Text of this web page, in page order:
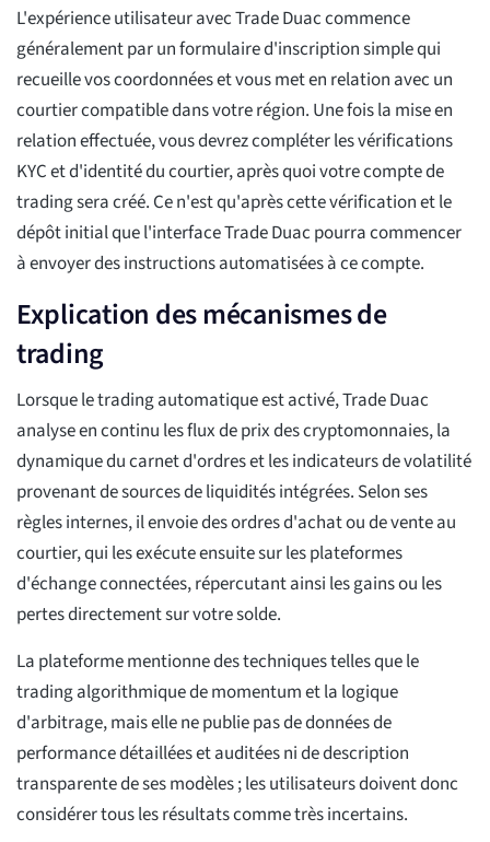
L'expérience utilisateur avec Trade Duac commence
généralement par un formulaire d'inscription simple qui
recueille vos coordonnées et vous met en relation avec un
courtier compatible dans votre région. Une fois la mise en
relation effectuée, vous devrez compléter les vérifications
KYC et d'identité du courtier, après quoi votre compte de
trading sera créé. Ce n'est qu'après cette vérification et le
dépôt initial que l'interface Trade Duac pourra commencer
à envoyer des instructions automatisées à ce compte.
Explication des mécanismes de
trading
Lorsque le trading automatique est activé, Trade Duac
analyse en continu les flux de prix des cryptomonnaies, la
dynamique du carnet d'ordres et les indicateurs de volatilité
provenant de sources de liquidités intégrées. Selon ses
règles internes, il envoie des ordres d'achat ou de vente au
courtier, qui les exécute ensuite sur les plateformes
d'échange connectées, répercutant ainsi les gains ou les
pertes directement sur votre solde.
La plateforme mentionne des techniques telles que le
trading algorithmique de momentum et la logique
d'arbitrage, mais elle ne publie pas de données de
performance détaillées et auditées ni de description
transparente de ses modèles ; les utilisateurs doivent donc
considérer tous les résultats comme très incertains.